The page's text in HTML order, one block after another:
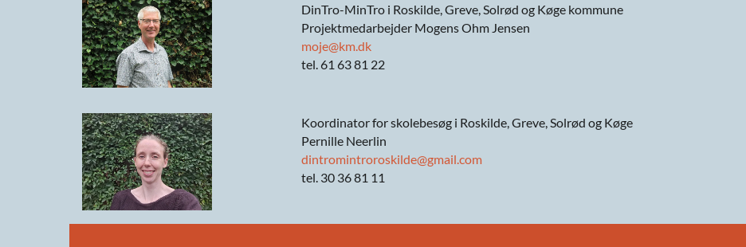
DinTro-MinTro i Roskilde, Greve, Solrød og Køge kommune
Projektmedarbejder Mogens Ohm Jensen
moje@km.dk
tel. 61 63 81 22
Koordinator for skolebesøg i Roskilde, Greve, Solrød og Køge
Pernille Neerlin
dintromintroroskilde@gmail.com
tel. 30 36 81 11